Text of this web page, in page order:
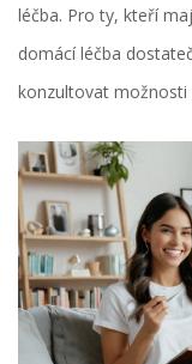
léčba. Pro ty, kteří
domácí léčba
konzultovat možnosti